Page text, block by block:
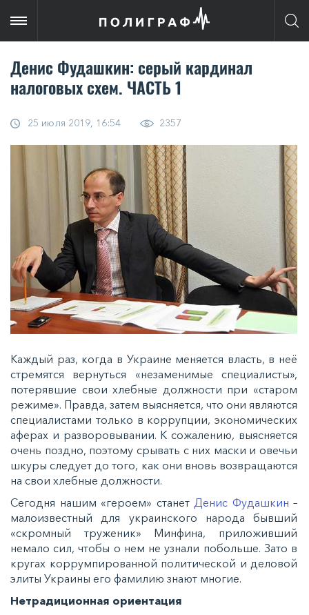
Денис Фудашкин: серый кардинал
налоговых схем. ЧАСТЬ 1
25 июля 2019, 16:54 2357
Каждый раз, когда в Украине меняется власть, в неё
стремятся вернуться «незаменимые специалисты»,
потерявшие свои хлебные должности при «старом
режиме». Правда, затем выясняется, что они являются
специалистами только в коррупции, экономических
аферах и разворовывании. К сожалению, выясняется
очень поздно, поэтому срывать с них маски и овечьи
шкуры следует до того, как они вновь возвращаются
на свои хлебные должности.
Сегодня нашим «героем» станет Денис Фудашкин –
малоизвестный для украинского народа бывший
«скромный труженик» Минфина, приложивший
немало сил, чтобы о нем не узнали побольше. Зато в
кругах коррумпированной политической и деловой
элиты Украины его фамилию знают многие.
Нетрадиционная ориентация